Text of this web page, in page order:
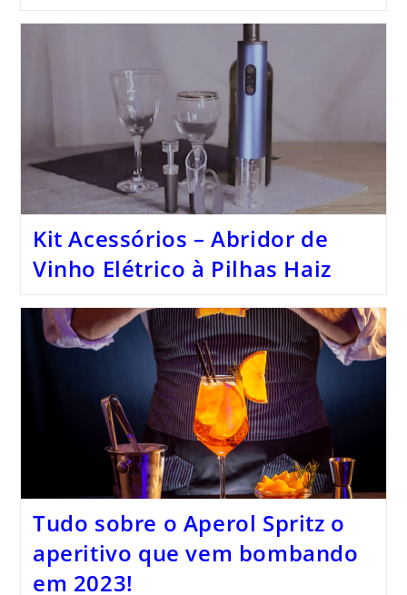
Kit Acessórios – Abridor de
Vinho Elétrico à Pilhas Haiz
Tudo sobre o Aperol Spritz o
aperitivo que vem bombando
em 2023!